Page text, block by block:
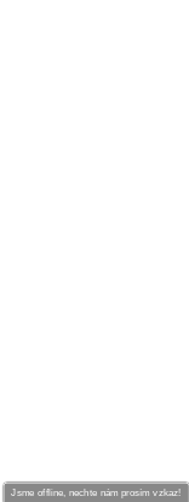
Jsme offline, nechte nám prosím vzkaz!